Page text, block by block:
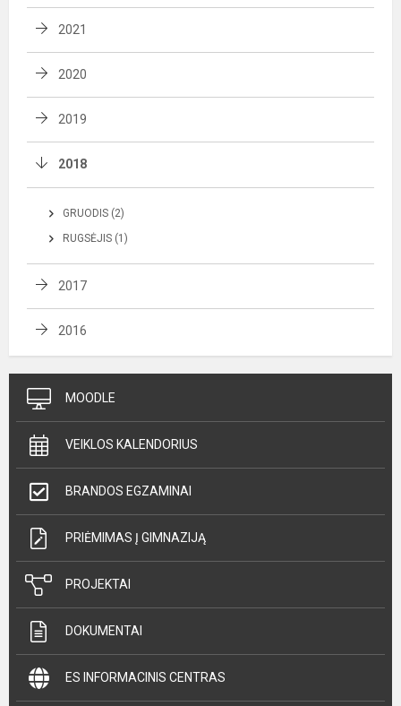
2021
2020
2019
2018
GRUODIS (2)
RUGSĖJIS (1)
2017
2016
MOODLE
VEIKLOS KALENDORIUS
BRANDOS EGZAMINAI
PRIĖMIMAS Į GIMNAZIJĄ
PROJEKTAI
DOKUMENTAI
ES INFORMACINIS CENTRAS